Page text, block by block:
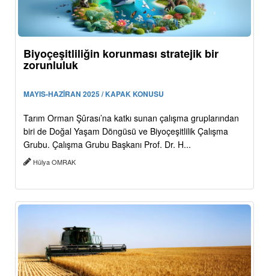
Biyoçeşitliliğin korunması stratejik bir
zorunluluk
MAYIS-HAZİRAN 2025 / KAPAK KONUSU
Tarım Orman Şûrası’na katkı sunan çalışma gruplarından
biri de Doğal Yaşam Döngüsü ve Biyoçeşitlilik Çalışma
Grubu. Çalışma Grubu Başkanı Prof. Dr. H...
Hülya OMRAK